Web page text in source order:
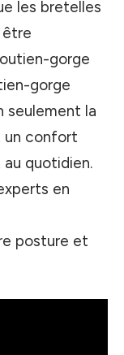
les bretelles
être
gorge
gorge
seulement la
un confort
quotidien.
en
posture et